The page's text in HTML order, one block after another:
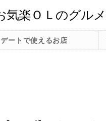
デートで使えるお店